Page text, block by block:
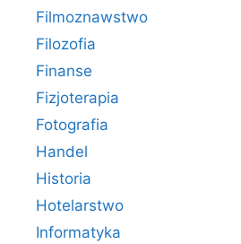
Filmoznawstwo
Filozofia
Finanse
Fizjoterapia
Fotografia
Handel
Historia
Hotelarstwo
Informatyka